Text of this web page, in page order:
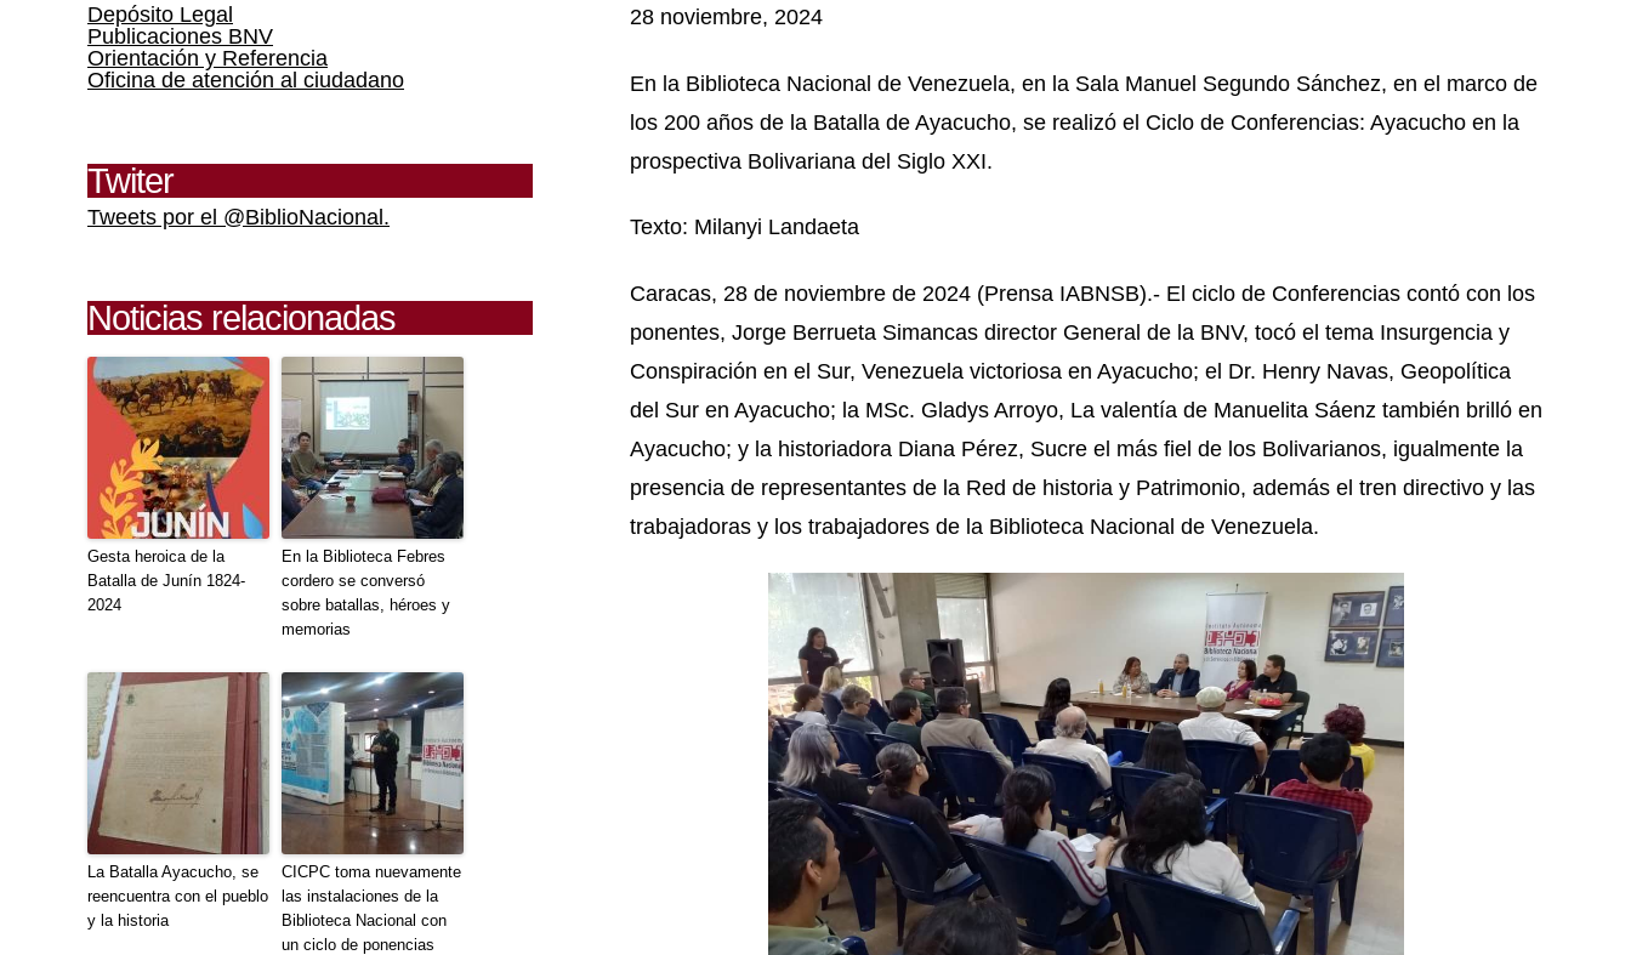
Depósito Legal
Publicaciones BNV
Orientación y Referencia
Oficina de atención al ciudadano
Twiter
Tweets por el @BiblioNacional.
Noticias relacionadas
Gesta heroica de la
Batalla de Junín 1824-
2024
En la Biblioteca Febres
cordero se conversó
sobre batallas, héroes y
memorias
La Batalla Ayacucho, se
reencuentra con el pueblo
y la historia
CICPC toma nuevamente
las instalaciones de la
Biblioteca Nacional con
un ciclo de ponencias
28 noviembre, 2024
En la Biblioteca Nacional de Venezuela, en la Sala Manuel Segundo Sánchez, en el marco de
los 200 años de la Batalla de Ayacucho, se realizó el Ciclo de Conferencias: Ayacucho en la
prospectiva Bolivariana del Siglo XXI.
Texto: Milanyi Landaeta
Caracas, 28 de noviembre de 2024 (Prensa IABNSB).- El ciclo de Conferencias contó con los
ponentes, Jorge Berrueta Simancas director General de la BNV, tocó el tema Insurgencia y
Conspiración en el Sur, Venezuela victoriosa en Ayacucho; el Dr. Henry Navas, Geopolítica
del Sur en Ayacucho; la MSc. Gladys Arroyo, La valentía de Manuelita Sáenz también brilló en
Ayacucho; y la historiadora Diana Pérez, Sucre el más fiel de los Bolivarianos, igualmente la
presencia de representantes de la Red de historia y Patrimonio, además el tren directivo y las
trabajadoras y los trabajadores de la Biblioteca Nacional de Venezuela.